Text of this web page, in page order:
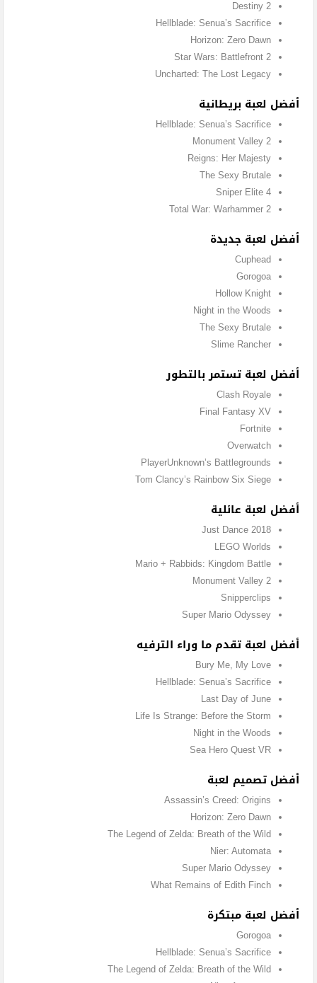
Destiny 2
Hellblade: Senua’s Sacrifice
Horizon: Zero Dawn
Star Wars: Battlefront 2
Uncharted: The Lost Legacy
أفضل لعبة بريطانية
Hellblade: Senua’s Sacrifice
Monument Valley 2
Reigns: Her Majesty
The Sexy Brutale
Sniper Elite 4
Total War: Warhammer 2
أفضل لعبة جديدة
Cuphead
Gorogoa
Hollow Knight
Night in the Woods
The Sexy Brutale
Slime Rancher
أفضل لعبة تستمر بالتطور
Clash Royale
Final Fantasy XV
Fortnite
Overwatch
PlayerUnknown’s Battlegrounds
Tom Clancy’s Rainbow Six Siege
أفضل لعبة عائلية
Just Dance 2018
LEGO Worlds
Mario + Rabbids: Kingdom Battle
Monument Valley 2
Snipperclips
Super Mario Odyssey
أفضل لعبة تقدم ما وراء الترفيه
Bury Me, My Love
Hellblade: Senua’s Sacrifice
Last Day of June
Life Is Strange: Before the Storm
Night in the Woods
Sea Hero Quest VR
أفضل تصميم لعبة
Assassin’s Creed: Origins
Horizon: Zero Dawn
The Legend of Zelda: Breath of the Wild
Nier: Automata
Super Mario Odyssey
What Remains of Edith Finch
أفضل لعبة مبتكرة
Gorogoa
Hellblade: Senua’s Sacrifice
The Legend of Zelda: Breath of the Wild